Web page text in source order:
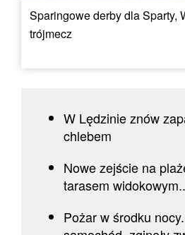
Sparingowe derby dla Sparty,
trójmecz
W Lędzinie znów
chlebem
Nowe zejście na
tarasem
Pożar w środku nocy.